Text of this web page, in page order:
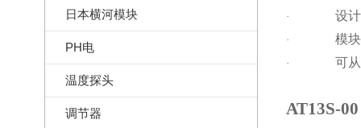
日本横河模块
PH电
温度探头
调节器
· 设
· 模
· 可
AT13S-